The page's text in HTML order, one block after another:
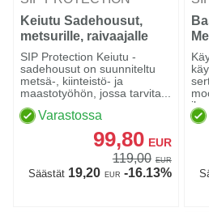
Keiutu Sadehousut,
metsurille, raivaajalle
ym.
SIP Protection Keiutu -
sadehousut on suunniteltu
metsä-, kiinteistö- ja
maastotyöhön, jossa tarvita...
Varastossa
99,80 EUR
119,00 EUR
Säästät19,20 EUR -16.13%